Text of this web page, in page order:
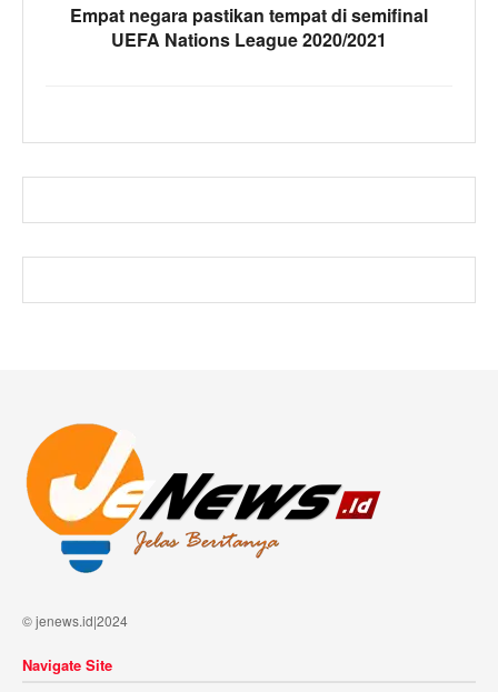
Empat negara pastikan tempat di semifinal
UEFA Nations League 2020/2021
© jenews.id|2024
Navigate Site